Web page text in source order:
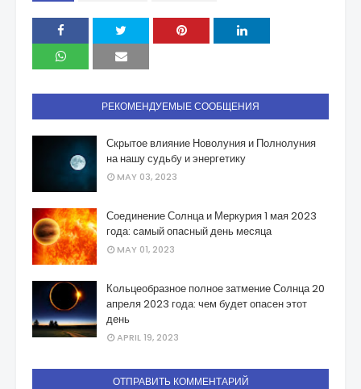
РЕКОМЕНДУЕМЫЕ СООБЩЕНИЯ
Скрытое влияние Новолуния и Полнолуния
на нашу судьбу и энергетику
MAY 03, 2023
Соединение Солнца и Меркурия 1 мая 2023
года: самый опасный день месяца
MAY 01, 2023
Кольцеобразное полное затмение Солнца 20
апреля 2023 года: чем будет опасен этот
день
APRIL 19, 2023
ОТПРАВИТЬ КОММЕНТАРИЙ